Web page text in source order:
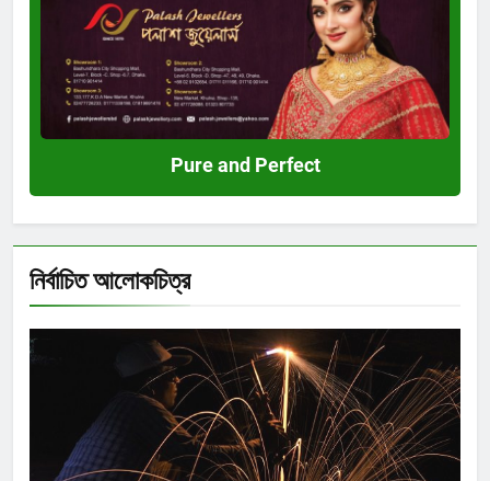
Pure and Perfect
নির্বাচিত আলোকচিত্র